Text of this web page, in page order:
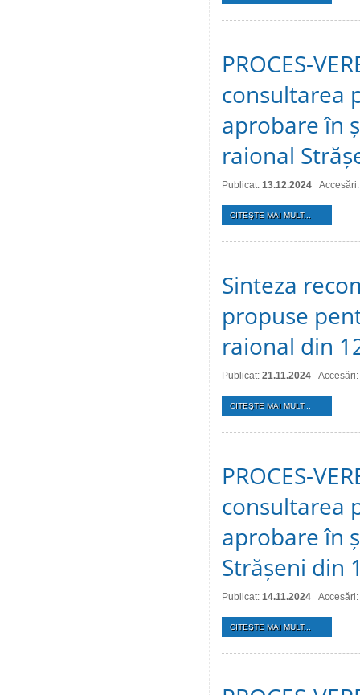
PROCES-
consultarea
aprobare în
raional
Publicat: 13.12.2024
CITEŞTE MAI MULT...
Sinteza
propuse
raional din
Publicat: 21.11.2024
CITEŞTE MAI MULT...
PROCES-
consultarea
aprobare în
Strășeni din
Publicat: 14.11.2024
CITEŞTE MAI MULT...